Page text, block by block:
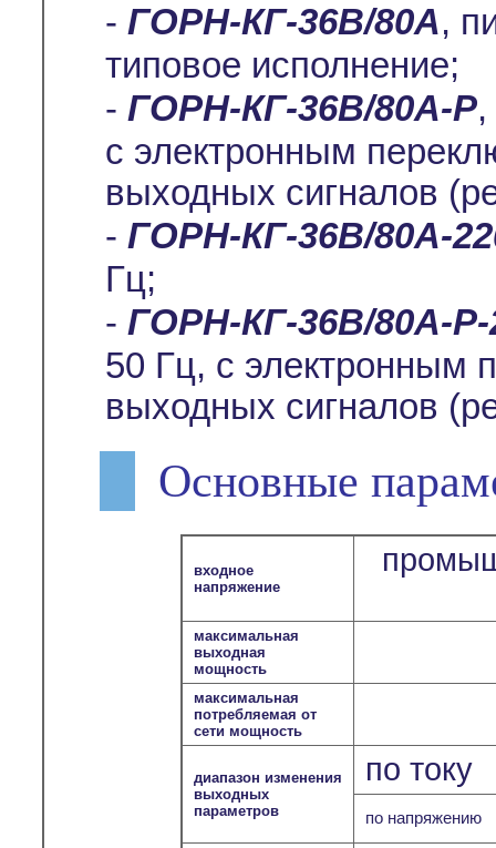
- ГОРН-КГ-36В/80А,
типовое исполнение;
- ГОРН-КГ-36В/80А-Р
с электронным
выходных сигналов
- ГОРН-КГ-36В/80А-
Гц;
- ГОРН-КГ-36В/80А-Р-
50 Гц, с электронным
выходных сигналов
Основные
входное
напряжение
максимальная
выходная
мощность
максимальная
потребляемая от
сети мощность
диапазон изменения
выходных
параметров
по току
по напряжению